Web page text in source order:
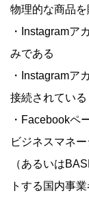
物理的な商品
・Instagramア
みである
・Instagramア
接続されている
・Facebookペ
ビジネスマネ
（あるいは
トする国内事